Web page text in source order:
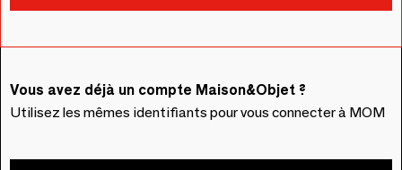
Vous avez déjà un compte Maison&Objet ?
Utilisez les mêmes identifiants pour vous connecter à MOM